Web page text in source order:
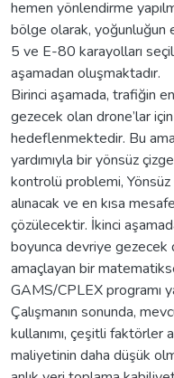
hemen yönlendirme
bölge olarak, yoğunluğun
5 ve E-80 karayolları
aşamadan oluşmaktadır.
Birinci aşamada, trafiğin
gezecek olan drone’lar
hedeflenmektedir. Bu
yardımıyla bir yönsüz
kontrolü problemi,
alınacak ve en kısa
çözülecektir. İkinci
boyunca devriye gezecek
amaçlayan bir
GAMS/CPLEX programı
Çalışmanın sonunda,
kullanımı, çeşitli faktörler
maliyetinin daha düşük